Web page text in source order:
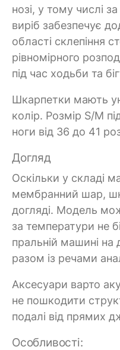
нозі, у тому числі
виріб забезпечує
області склепіння
рівномірного
під час ходьби та
Шкарпетки мають
колір. Розмір S/M
ноги від 36 до 41
Догляд
Оскільки у складі
мембранний шар,
догляді. Модель
за температури не
пральній машині на
разом із речами
Аксесуари варто
не пошкодити
подалі від прямих
Особливості: